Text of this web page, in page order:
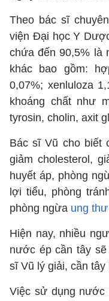
Theo bác sĩ
viện Đại học Y
chứa đến 90,5% là
khác bao gồm:
0,07%; xenluloza
khoáng chất như
tyrosin, cholin, axit
Bác sĩ Vũ cho biết
giảm cholesterol,
huyết áp, phòng
lợi tiểu, phòng
phòng ngừa ung thư
Hiện nay, nhiều
nước ép cần tây
sĩ Vũ lý giải, cần
Việc sử dụng nước